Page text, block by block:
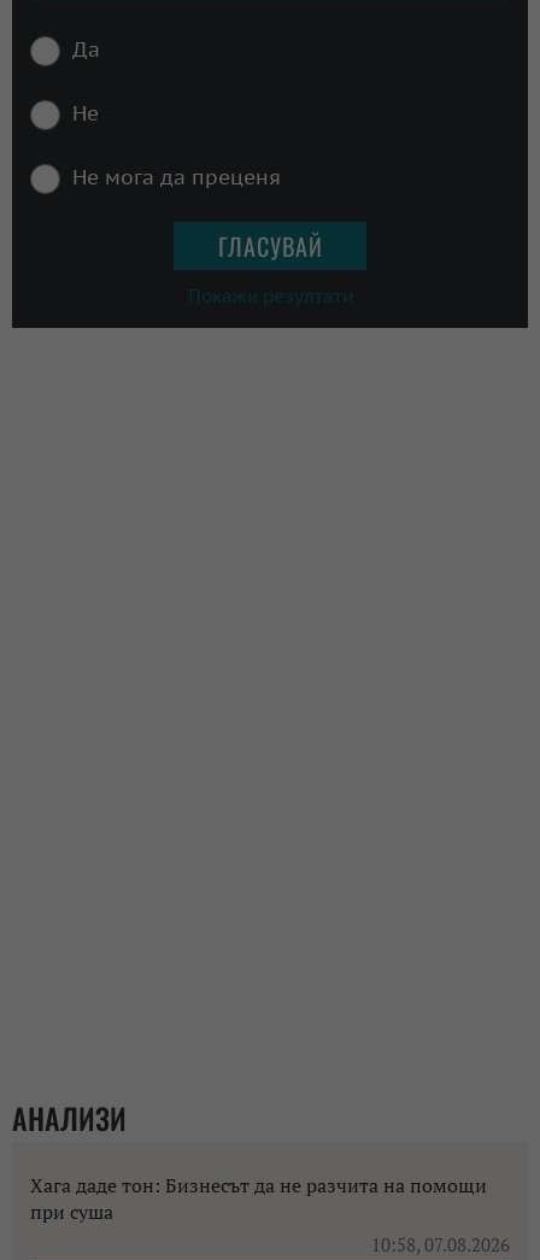
Да
Не
Не мога да преценя
Покажи резултати
АНАЛИЗИ
Хага даде тон: Бизнесът да не разчита на помощи
при суша
10:58, 07.08.2026